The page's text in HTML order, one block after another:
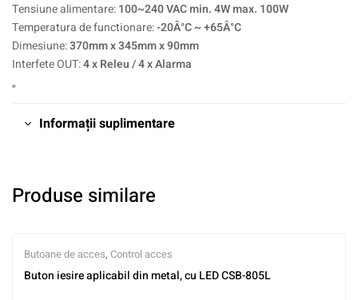
Tensiune alimentare:100~240 VAC min. 4W max. 100W
Temperatura de functionare:-20Â°C ~ +65Â°C
Dimesiune:370mm x 345mm x 90mm
Interfete OUT:4 x Releu / 4 x Alarma
„
Informații suplimentare
Produse similare
Butoane de acces, Control acces
Buton iesire aplicabil din metal, cu LED CSB-805L